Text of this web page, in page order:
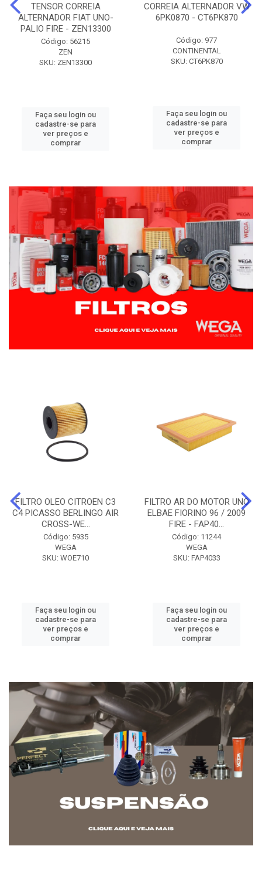
TENSOR CORREIA
ALTERNADOR FIAT UNO-
PALIO FIRE - ZEN13300
Código: 56215
ZEN
SKU: ZEN13300
Faça seu login ou
cadastre-se para
ver preços e
comprar
CORREIA ALTERNADOR VW
6PK0870 - CT6PK870
Código: 977
CONTINENTAL
SKU: CT6PK870
Faça seu login ou
cadastre-se para
ver preços e
comprar
FILTRO OLEO CITROEN C3
C4 PICASSO BERLINGO AIR
CROSS-WE...
Código: 5935
WEGA
SKU: WOE710
Faça seu login ou
cadastre-se para
ver preços e
comprar
FILTRO AR DO MOTOR UNO
ELBAE FIORINO 96 / 2009
FIRE - FAP40...
Código: 11244
WEGA
SKU: FAP4033
Faça seu login ou
cadastre-se para
ver preços e
comprar